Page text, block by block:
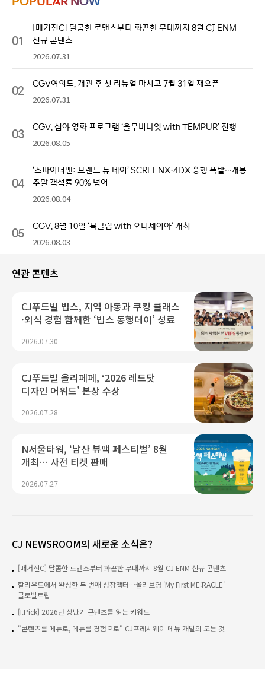
01
[매거진C] 달콤한 로맨스부터 화끈한 무대까지 8월 CJ ENM
신규 콘텐츠
2026.07.31
02 CGV여의도, 개관 후 첫 리뉴얼 마치고 7월 31일 재오픈
2026.07.31
03 CGV, 심야 영화 프로그램 ‘올무비나잇 with TEMPUR’ 진행
2026.08.05
04
‘스파이더맨: 브랜드 뉴 데이’ SCREENX·4DX 흥행 폭발…개봉
주말 객석률 90% 넘어
2026.08.04
05 CGV, 8월 10일 ‘북클럽 with 오디세이아’ 개최
2026.08.03
연관 콘텐츠
CJ푸드빌 빕스, 지역 아동과 쿠킹 클래스
·외식 경험 함께한 ‘빕스 동행데이’ 성료
2026.07.30
CJ푸드빌 올리페페, ‘2026 레드닷
디자인 어워드’ 본상 수상
2026.07.28
N서울타워, ‘남산 뷰맥 페스티벌’ 8월
개최… 사전 티켓 판매
2026.07.27
CJ NEWSROOM의 새로운 소식은?
[매거진C] 달콤한 로맨스부터 화끈한 무대까지 8월 CJ ENM 신규 콘텐츠
할리우드에서 완성한 두 번째 성장챕터…올리브영 'My First ME:RACLE'
글로벌트립
[I.Pick] 2026년 상반기 콘텐츠를 읽는 키워드
"콘텐츠를 메뉴로, 메뉴를 경험으로" CJ프레시웨이 메뉴 개발의 모든 것